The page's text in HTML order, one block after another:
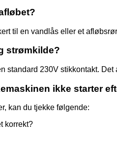
til en vandlås eller et
strømkilde?
standard 230V stikkontakt.
ikke starter
kan du tjekke følgende:
korrekt?